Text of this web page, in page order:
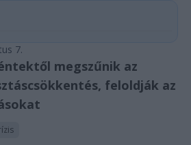
7.
megszűnik az
feloldják az